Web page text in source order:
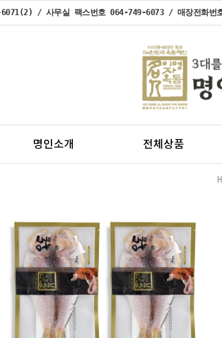
6071(2) / 사무실 팩스번호 064-749-6073 / 매장전화
명인소개 전체상품